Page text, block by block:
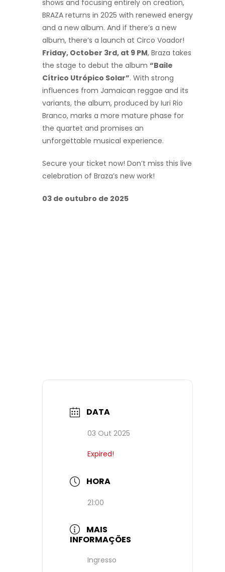
shows and focusing entirely on creation,
BRAZA returns in 2025 with renewed energy
and a new album. And if there’s a new
album, there’s a launch at Circo Voador!
Friday, October 3rd, at 9 PM, Braza takes
the stage to debut the album “Baile
Cítrico Utrópico Solar”. With strong
influences from Jamaican reggae and its
variants, the album, produced by Iuri Rio
Branco, marks a more mature phase for
the quartet and promises an
unforgettable musical experience.
Secure your ticket now! Don’t miss this live
celebration of Braza’s new work!
03 de outubro de 2025
DATA
03 Out 2025
Expired!
HORA
21:00
MAIS
INFORMAÇÕES
Ingresso